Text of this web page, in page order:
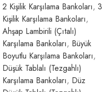
2 Kişilik Karşılama Bankoları, 3
Kişilik Karşılama Bankoları,
Ahşap Lambirili (Çıtalı)
Karşılama Bankoları, Büyük
Boyutlu Karşılama Bankoları,
Düşük Tablalı (Tezgahlı)
Karşılama Bankoları, Düz